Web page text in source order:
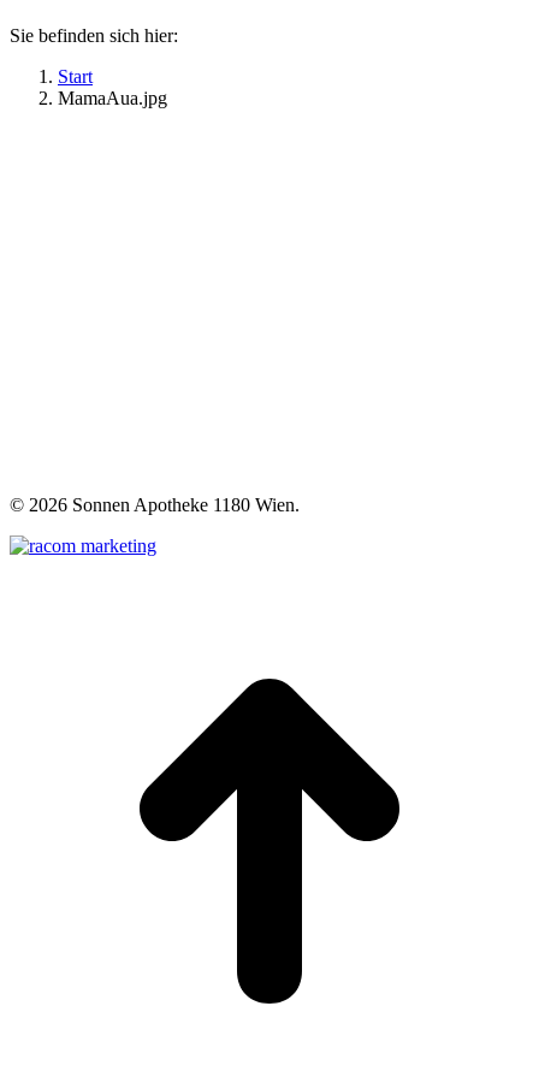
Sie befinden sich hier:
Start
MamaAua.jpg
© 2026 Sonnen Apotheke 1180 Wien.